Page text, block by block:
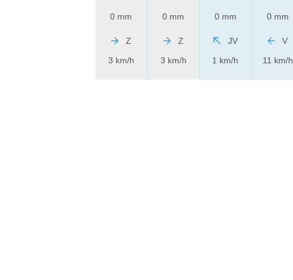
0 mm
Z
3 km/h
0 mm
Z
3 km/h
0 mm
JV
1 km/h
0 mm
V
11 km/h